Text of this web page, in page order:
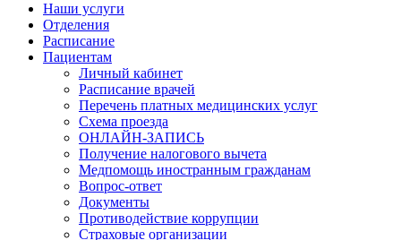
Наши услуги
Отделения
Расписание
Пациентам
Личный кабинет
Расписание врачей
Перечень платных медицинских услуг
Схема проезда
ОНЛАЙН-ЗАПИСЬ
Получение налогового вычета
Медпомощь иностранным гражданам
Вопрос-ответ
Документы
Противодействие коррупции
Страховые организации